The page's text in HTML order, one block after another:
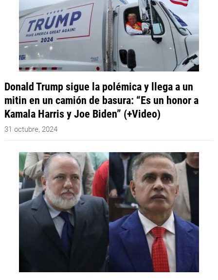
Donald Trump sigue la polémica y llega a un
mitin en un camión de basura: “Es un honor a
Kamala Harris y Joe Biden” (+Video)
31 octubre, 2024